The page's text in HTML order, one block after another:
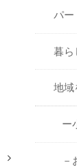
パー
暮ら
地域
ー
－